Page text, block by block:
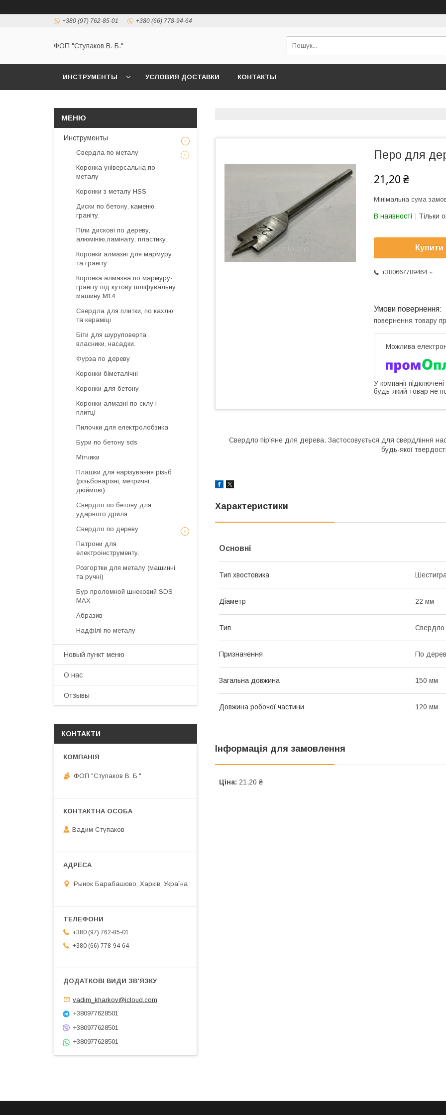
+380 (97) 762-85-01 +380 (66) 778-94-64
ФОП "Ступаков В. Б."
ИНСТРУМЕНТЫ УСЛОВИЯ ДОСТАВКИ КОНТАКТЫ
Перо для
21,20 ₴
Мінімальна сума
В наявності Тільки
Купити
+380667789464
повернення товару
У компанії
будь-який товар не
Свердло пір'яне для дерева. Застосовується для свердління
будь-якої
Характеристики
Основні
Тип хвостовика
Діаметр 22 мм
Тип Свердло
Призначення По
Загальна довжина 150 мм
Довжина робочої частини 120 мм
Інформація для замовлення
Ціна: 21,20 ₴
Инструменты
Свердла по металу
Коронка універсальна по
металу
Коронки з металу HSS
Диски по бетону, каменю,
граніту.
Піли дискові по дереву,
алюмінію,ламінату, пластику.
Коронки алмазні для мармуру
та граніту
Коронка алмазна по мармуру-
граніту під кутову шліфувальну
машину М14
Свердла для плитки, по кахлю
та кераміці
Біти для шуруповерта ,
власники, насадки.
Фурза по дереву
Коронки біметалічні
Коронки для бетону
Коронки алмазні по склу і
плитці
Пилочки для електролобзика
Бури по бетону sds
Мітчики
Плашки для нарізування різьб
(різьбонарізні, метричні,
дюймові)
Свердло по бетону для
ударного дриля
Свердло по дереву
Патрони для
електроінструменту.
Розгортки для металу (машинні
та ручні)
Бур проломной шнековий SDS
MAX
Абразив
Надфілі по металу
Новый пункт меню
О нас
Отзывы
КОНТАКТИ
ФОП "Ступаков В. Б."
Вадим Ступаков
Рынок Барабашово, Харків, Україна
+380 (97) 762-85-01
+380 (66) 778-94-64
vadim_kharkov@icloud.com
+380977628501
+380977628501
+380977628501